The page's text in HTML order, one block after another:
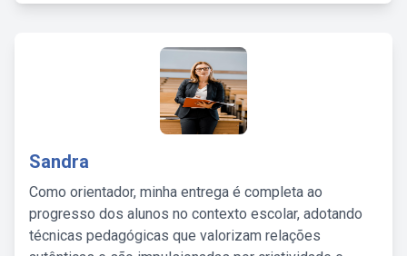
Sandra
Como orientador, minha entrega é completa ao
progresso dos alunos no contexto escolar, adotando
técnicas pedagógicas que valorizam relações